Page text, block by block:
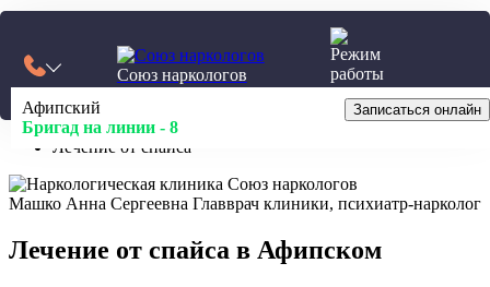
Калькулятор
Союз наркологов
24/7
Афипский
Бригад на линии - 8
Записаться онлайн
Главная
Лечение наркомании
Лечение от спайса
Машко Анна Сергеевна Главврач клиники, психиатр-нарколог
Лечение от спайса в Афипском